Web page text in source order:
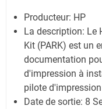
Producteur: HP
La description: Le
Kit (PARK) est un
documentation
d'impression à
pilote d'impression
Date de sortie: 8